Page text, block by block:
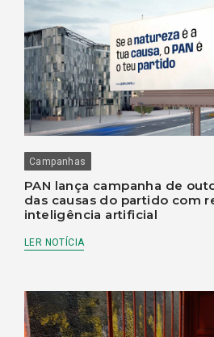
Campanhas
PAN lança campanha de
das causas do partido com
inteligência artificial
LER NOTÍCIA